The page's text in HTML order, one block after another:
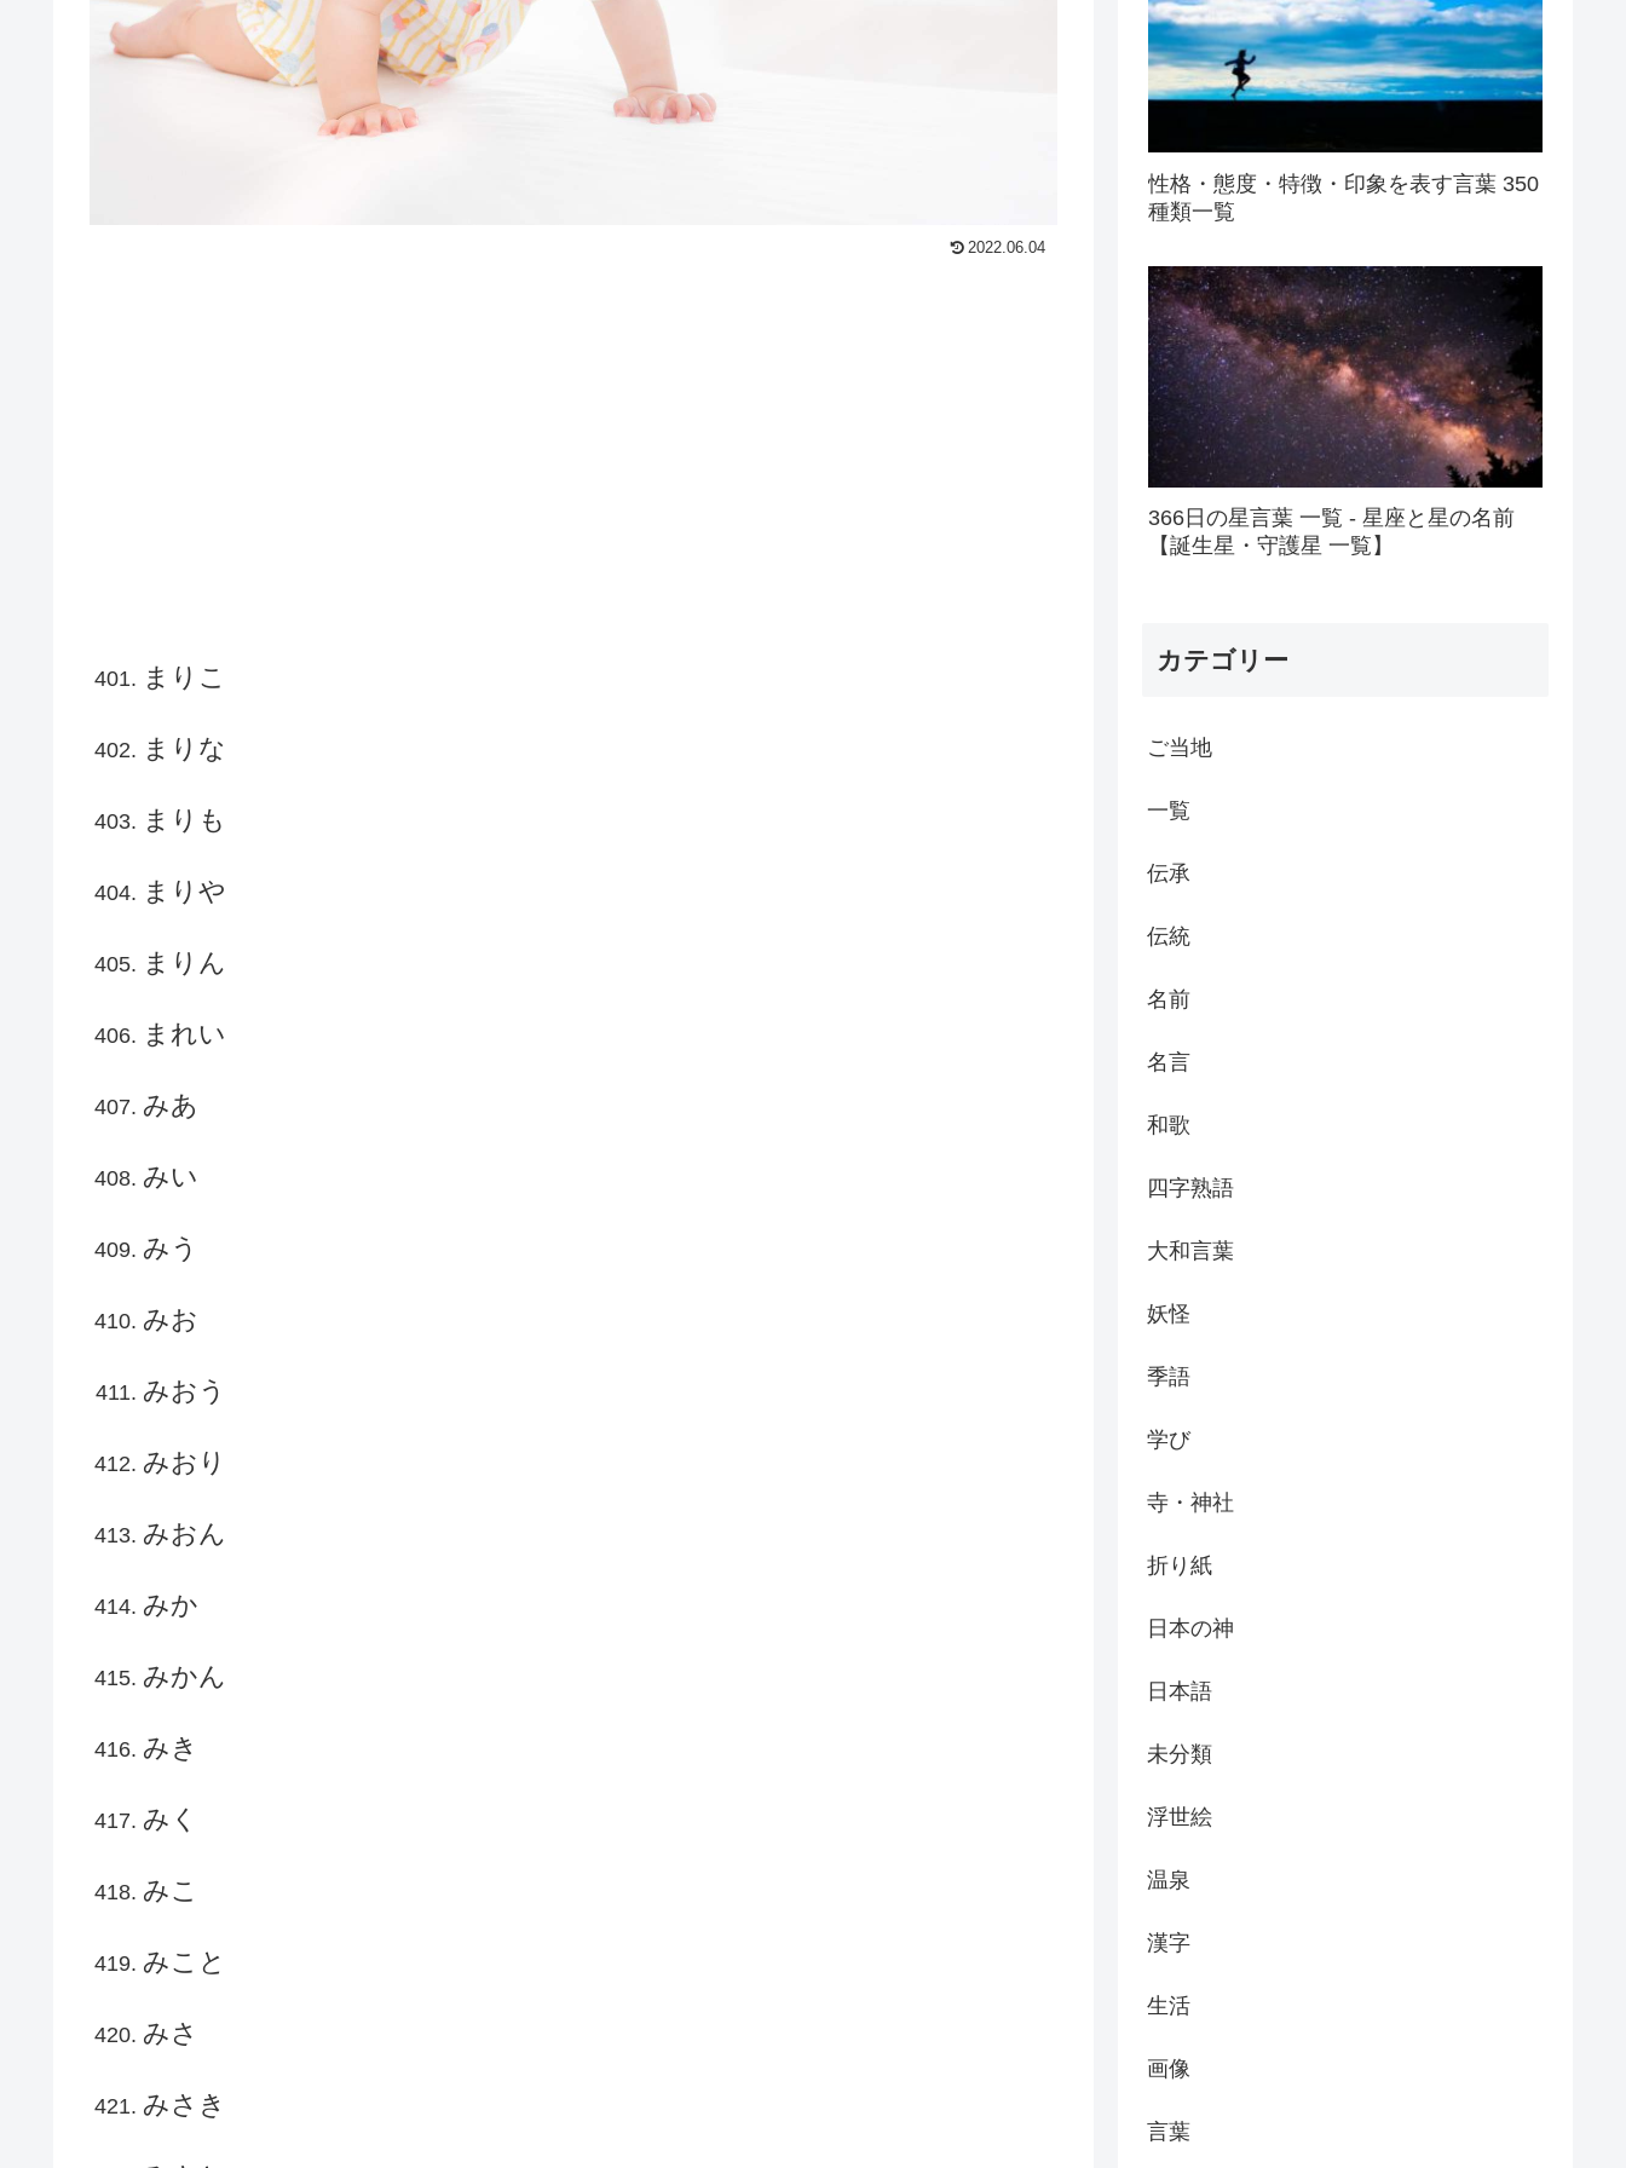
2022.06.04
まりこ
まりな
まりも
まりや
まりん
まれい
みあ
みい
みう
みお
みおう
みおり
みおん
みか
みかん
みき
みく
みこ
みこと
みさ
みさき
性格・態度・特徴・印象を表す言葉 350
種類一覧
366日の星言葉 一覧 - 星座と星の名前
【誕生星・守護星 一覧】
カテゴリー
ご当地
一覧
伝承
伝統
名前
名言
和歌
四字熟語
大和言葉
妖怪
季語
学び
寺・神社
折り紙
日本の神
日本語
未分類
浮世絵
温泉
漢字
生活
画像
言葉